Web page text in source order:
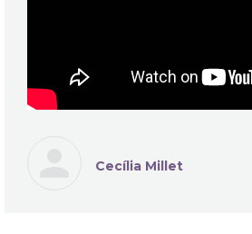
Cecília Millet